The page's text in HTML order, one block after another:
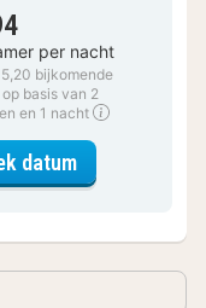
per nacht
bijkomende
basis van 2
en 1 nacht
datumvoor